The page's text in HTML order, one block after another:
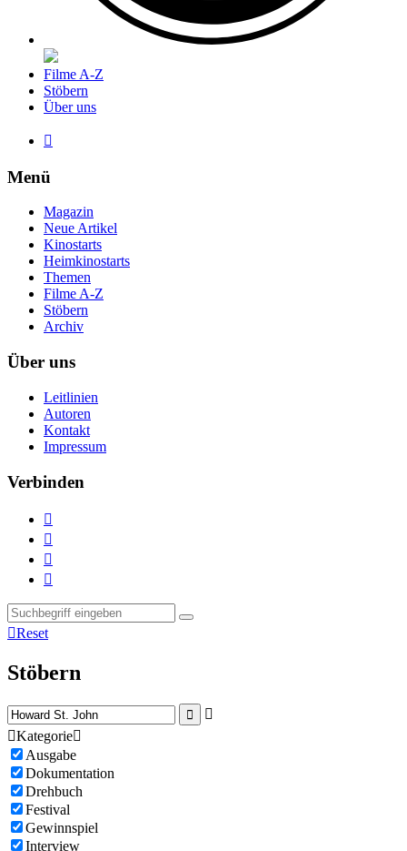
Filme A-Z
Stöbern
Über uns

Menü
Magazin
Neue Artikel
Kinostarts
Heimkinostarts
Themen
Filme A-Z
Stöbern
Archiv
Über uns
Leitlinien
Autoren
Kontakt
Impressum
Verbinden




Reset
Stöbern


Kategorie
Ausgabe
Dokumentation
Drehbuch
Festival
Gewinnspiel
Interview